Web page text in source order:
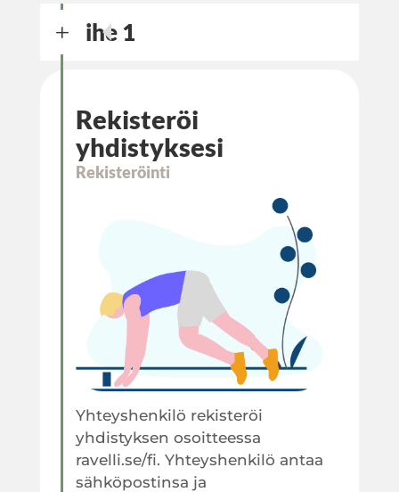
Vaihe 1
L
Rekisteröi
yhdistyksesi
Rekisteröinti
Yhteyshenkilö rekisteröi
yhdistyksen osoitteessa
ravelli.se/fi. Yhteyshenkilö antaa
sähköpostinsa ja